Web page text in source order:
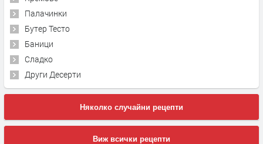
Палачинки
Бутер Тесто
Баници
Сладко
Други Десерти
Няколко случайни рецепти
Виж всички рецепти